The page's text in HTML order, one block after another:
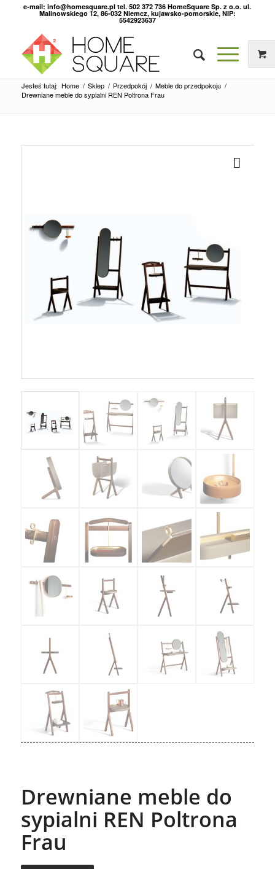
e-mail: info@homesquare.pl tel. 502 372 736 HomeSquare Sp. z o.o. ul.
Malinowskiego 12, 86-032 Niemcz, kujawsko-pomorskie, NIP:
5542923637
Jesteś tutaj: Home / Sklep / Przedpokój / Meble do przedpokoju /
Drewniane meble do sypialni REN Poltrona Frau
Drewniane meble do
sypialni REN Poltrona
Frau